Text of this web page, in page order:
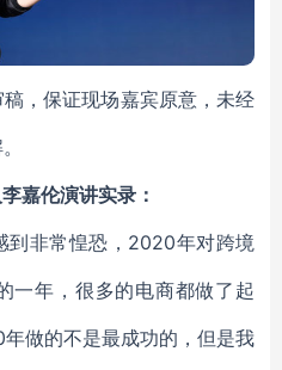
，保证现场嘉宾原意，未经
嘉伦演讲实录：
到非常惶恐，2020年对跨境
一年，很多的电商都做了起
做的不是最成功的，但是我